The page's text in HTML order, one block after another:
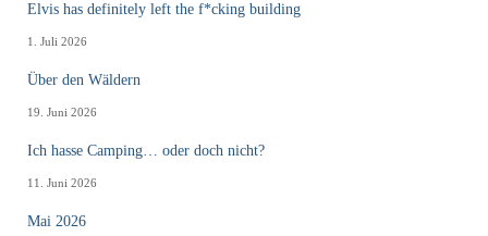
Elvis has definitely left the f*cking building
1. Juli 2026
Über den Wäldern
19. Juni 2026
Ich hasse Camping… oder doch nicht?
11. Juni 2026
Mai 2026